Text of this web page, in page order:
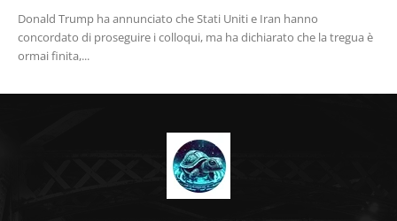
Donald Trump ha annunciato che Stati Uniti e Iran hanno
concordato di proseguire i colloqui, ma ha dichiarato che la tregua è
ormai finita,...